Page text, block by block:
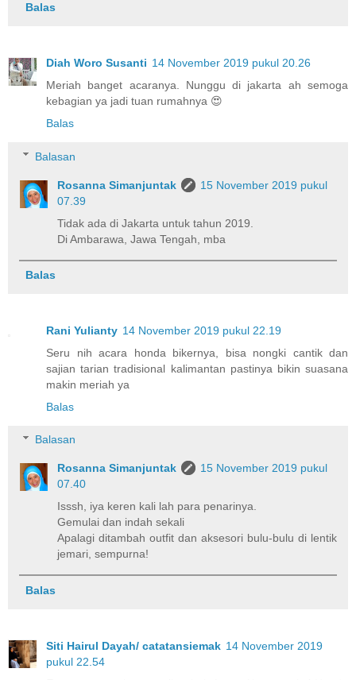
Balas
Diah Woro Susanti 14 November 2019 pukul 20.26
Meriah banget acaranya. Nunggu di jakarta ah semoga
kebagian ya jadi tuan rumahnya 😍
Balas
Balasan
Rosanna Simanjuntak
15 November 2019 pukul
07.39
Tidak ada di Jakarta untuk tahun 2019.
Di Ambarawa, Jawa Tengah, mba
Balas
Rani Yulianty 14 November 2019 pukul 22.19
Seru nih acara honda bikernya, bisa nongki cantik dan
sajian tarian tradisional kalimantan pastinya bikin suasana
makin meriah ya
Balas
Balasan
Rosanna Simanjuntak
15 November 2019 pukul
07.40
Isssh, iya keren kali lah para penarinya.
Gemulai dan indah sekali
Apalagi ditambah outfit dan aksesori bulu-bulu di lentik
jemari, sempurna!
Balas
Siti Hairul Dayah/ catatansiemak 14 November 2019
pukul 22.54